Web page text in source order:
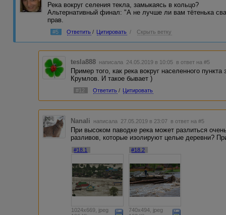
Река вокруг селения текла, замыкаясь в кольцо?
Альтернативный финал: "А не лучше ли вам тётенька
прав.
#5 Ответить / Цитировать / Скрыть ветку
tesla888 написала 24.05.2019 в 10:05 в ответ на #5
Пример того, как река вокруг населенного
Крумлов. И такое бывает )
#12 Ответить / Цитировать
Nanali написала 27.05.2019 в 23:07 в ответ на #5
При высоком паводке река может разлиться
разливов, которые изолируют целые деревни?
#18.1
1024x669, jpeg
#18.2
740x494, jpeg